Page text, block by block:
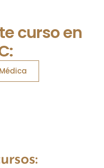
curso en